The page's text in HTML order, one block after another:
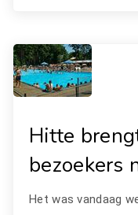
Hitte
bezoekers
Het was vandaag